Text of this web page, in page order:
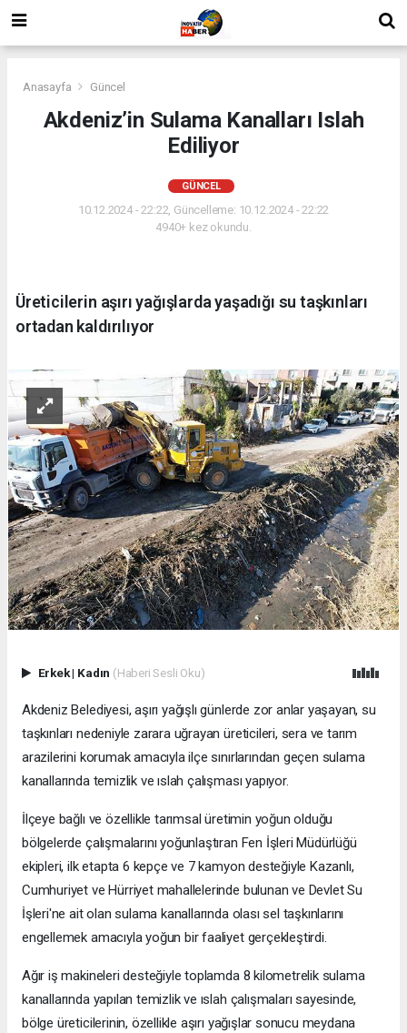
Anasayfa Güncel
Akdeniz’in Sulama Kanalları Islah
Ediliyor
GÜNCEL
10.12.2024 - 22:22, Güncelleme: 10.12.2024 - 22:22
4940+ kez okundu.
Üreticilerin aşırı yağışlarda yaşadığı su taşkınları
ortadan kaldırılıyor
Erkek| Kadın (Haberi Sesli Oku)
Akdeniz Belediyesi, aşırı yağışlı günlerde zor anlar yaşayan, su
taşkınları nedeniyle zarara uğrayan üreticileri, sera ve tarım
arazilerini korumak amacıyla ilçe sınırlarından geçen sulama
kanallarında temizlik ve ıslah çalışması yapıyor.
İlçeye bağlı ve özellikle tarımsal üretimin yoğun olduğu
bölgelerde çalışmalarını yoğunlaştıran Fen İşleri Müdürlüğü
ekipleri, ilk etapta 6 kepçe ve 7 kamyon desteğiyle Kazanlı,
Cumhuriyet ve Hürriyet mahallelerinde bulunan ve Devlet Su
İşleri'ne ait olan sulama kanallarında olası sel taşkınlarını
engellemek amacıyla yoğun bir faaliyet gerçekleştirdi.
Ağır iş makineleri desteğiyle toplamda 8 kilometrelik sulama
kanallarında yapılan temizlik ve ıslah çalışmaları sayesinde,
bölge üreticilerinin, özellikle aşırı yağışlar sonucu meydana